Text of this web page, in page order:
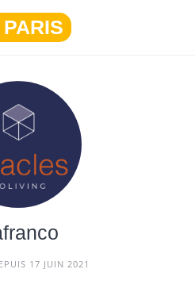
17 JUIN 2021